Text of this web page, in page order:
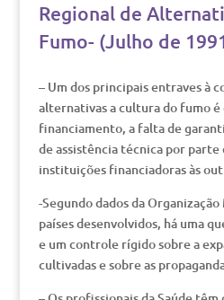
Regional de
Fumo- (Julho de
– Um dos principais entraves à
alternativas a cultura do fumo é
financiamento, a falta de
de assistência técnica por parte
instituições financiadoras às
-Segundo dados da
países desenvolvidos, há uma
e um controle rígido sobre a
cultivadas e sobre as